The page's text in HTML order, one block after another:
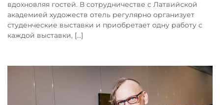
вдохновляя гостей. В сотрудничестве с Латвийской
академией художеств отель регулярно организует
студенческие выставки и приобретает одну работу с
каждой выставки, [...]